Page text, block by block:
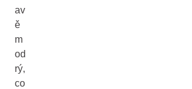
av
ě
m
od
rý,
co